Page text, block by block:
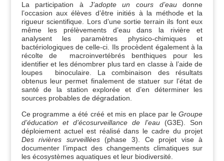
La participation à J’adopte un cours d’eaudonne
l’occasion aux élèves d’être initiés à la méthode et la
rigueur scientifique. Lors d’une sortie terrain ils font eux
même les prélèvements d’eau dans la rivière et
analysent les paramètres physico-chimiques et
bactériologiques de celle-ci. Ils procèdent également à la
récolte de macroinvertébrés benthiques pour les
identifier et les dénombrer plus tard en classe à l’aide de
loupes binoculaire. La combinaison des résultats
obtenus leur permet finalement de statuer sur l’état de
santé de la station explorée et d’en déterminer les
sources probables de dégradation.
Ce programme a été créé et mis en place par leGroupe
d’éducation et d’écosurveillance de l’eau(G3E).Son
déploiement actuel est réalisé dans le cadre du projet
Des rivières surveillées (phase 3).
Ce projet vise à
documenter l’impact des changements climatiques sur
les écosystèmes aquatiques et leur biodiversité.